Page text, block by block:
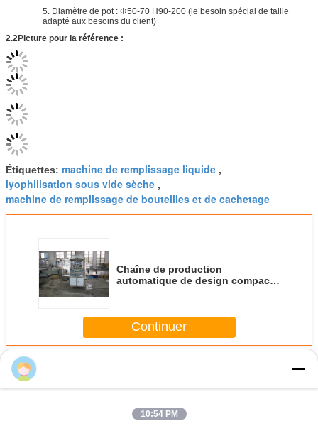
deux groupes respectivement du lecteur FAO avec la roue de roulement,
complètent le processus entier de rouler un travail de cachetage de réservoir.
L'artificiel du besoin de couvercle empilé.
Spécifications :
2.2Picture pour la référence :
Étiquettes:machine de remplissage liquide,
lyophilisation sous vide sèche
automatique de design compact
machine de remplissage de pâte
10:54 PM